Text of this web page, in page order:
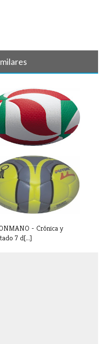
- Crónica y
7-8[...]
- Crónica y
7 d[...]